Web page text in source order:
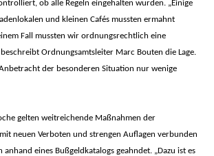
ob alle Regeln eingehalten wurden. „Einige
und kleinen Cafés mussten ermahnt
Fall mussten wir ordnungsrechtlich eine
beschreibt Ordnungsamtsleiter Marc Bouten die Lage.
der besonderen Situation nur wenige
gelten weitreichende Maßnahmen der
neuen Verboten und strengen Auflagen verbunden
anhand eines Bußgeldkatalogs geahndet. „Dazu ist es